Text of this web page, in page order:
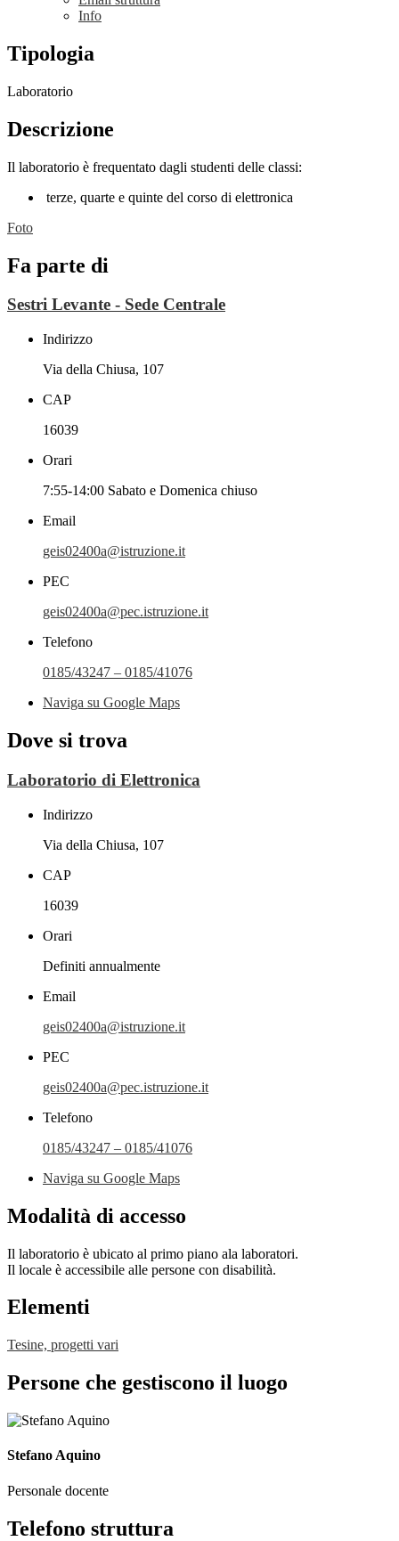
Info
Tipologia
Laboratorio
Descrizione
Il laboratorio è frequentato dagli studenti delle classi:
terze, quarte e quinte del corso di elettronica
Foto
Fa parte di
Sestri Levante - Sede Centrale
Indirizzo
Via della Chiusa, 107
CAP
16039
Orari
7:55-14:00 Sabato e Domenica chiuso
Email
geis02400a@istruzione.it
PEC
geis02400a@pec.istruzione.it
Telefono
0185/43247 – 0185/41076
Naviga su Google Maps
Dove si trova
Laboratorio di Elettronica
Indirizzo
Via della Chiusa, 107
CAP
16039
Orari
Definiti annualmente
Email
geis02400a@istruzione.it
PEC
geis02400a@pec.istruzione.it
Telefono
0185/43247 – 0185/41076
Naviga su Google Maps
Modalità di accesso
Il laboratorio è ubicato al primo piano ala laboratori.
Il locale è accessibile alle persone con disabilità.
Elementi
Tesine, progetti vari
Persone che gestiscono il luogo
Stefano Aquino
Personale docente
Telefono struttura